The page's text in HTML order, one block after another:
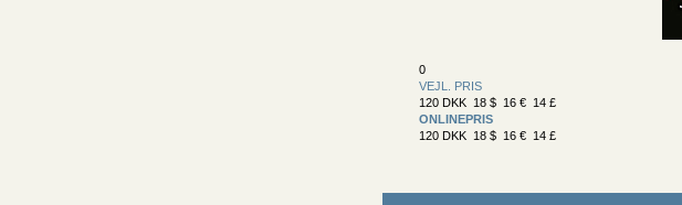
0
VEJL. PRIS
120 DKK 18 $ 16 € 14 £
ONLINEPRIS
120 DKK 18 $ 16 € 14 £